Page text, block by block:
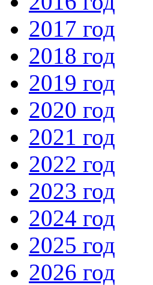
2017 год
2018 год
2019 год
2020 год
2021 год
2022 год
2023 год
2024 год
2025 год
2026 год